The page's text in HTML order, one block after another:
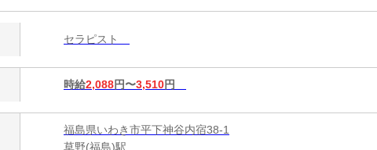
セラピスト
時給2,088円〜3,510円
福島県いわき市平下神谷内宿38-1
草野(福島)駅